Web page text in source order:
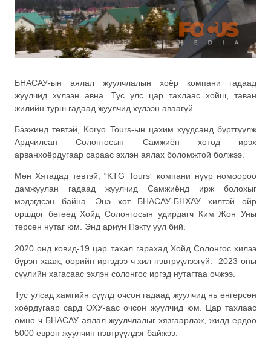
БНАСАУ-ын аялал жуулчлалын хоёр компани гадаад
жуулчид хүлээн авна. Тус улс цар тахлаас хойш, таван
жилийн турш гадаад жуулчид хүлээн аваагүй.
Бээжинд төвтэй, Koryo Tours-ын цахим хуудсанд бүртгүүлж
Ардчилсан Солонгосын Самжиён хотод ирэх
арванхоёрдугаар сараас эхлэн аялах боломжтой болжээ.
Мөн Хятадад төвтэй, “KTG Tours” компани нүүр номоороо
дамжуулан гадаад жуулчид Самжиёнд ирж болохыг
мэдэгдсэн байна. Энэ хот БНАСАУ-БНХАУ хилтэй ойр
оршдог бөгөөд Хойд Солонгосын удирдагч Ким Жон Уны
төрсөн нутаг юм. Энд ариун Пэкту уул бий.
2020 онд ковид-19 цар тахал гарахад Хойд Солонгос хилээ
бүрэн хааж, өөрийн иргэдээ ч хил нэвтрүүлээгүй. 2023 оны
сүүлийн хагасаас эхлэн солонгос иргэд нутагтаа очжээ.
Тус улсад хамгийн сүүлд очсон гадаад жуулчид нь өнгөрсөн
хоёрдугаар сард ОХУ-аас очсон жуулчид юм. Цар тахлаас
өмнө ч БНАСАУ аялал жуулчлалыг хязгаарлаж, жилд ердөө
5000 европ жуулчин нэвтрүүлдэг байжээ.